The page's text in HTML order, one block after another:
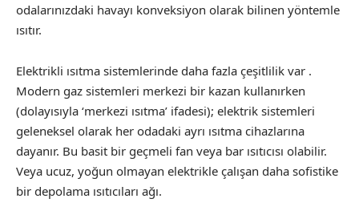
odalarınızdaki havayı konveksiyon olarak bilinen yöntemle
ısıtır.
Elektrikli ısıtma sistemlerinde daha fazla çeşitlilik var .
Modern gaz sistemleri merkezi bir kazan kullanırken
(dolayısıyla ‘merkezi ısıtma’ ifadesi); elektrik sistemleri
geleneksel olarak her odadaki ayrı ısıtma cihazlarına
dayanır. Bu basit bir geçmeli fan veya bar ısıtıcısı olabilir.
Veya ucuz, yoğun olmayan elektrikle çalışan daha sofistike
bir depolama ısıtıcıları ağı.